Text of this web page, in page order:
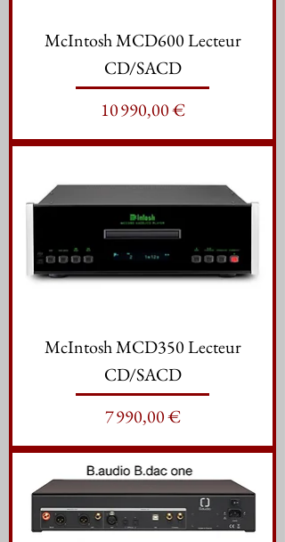
McIntosh MCD600 Lecteur
CD/SACD
Prix
10 990,00 €
McIntosh MCD350 Lecteur
CD/SACD
Prix
7 990,00 €